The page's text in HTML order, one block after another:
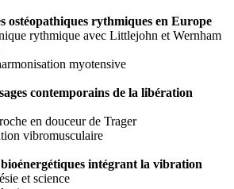
ostéopathiques rythmiques en Europe
rythmique avec Littlejohn et Wernham
myotensive
contemporains de la libération
en douceur de Trager
vibromusculaire
intégrant la vibration
et science